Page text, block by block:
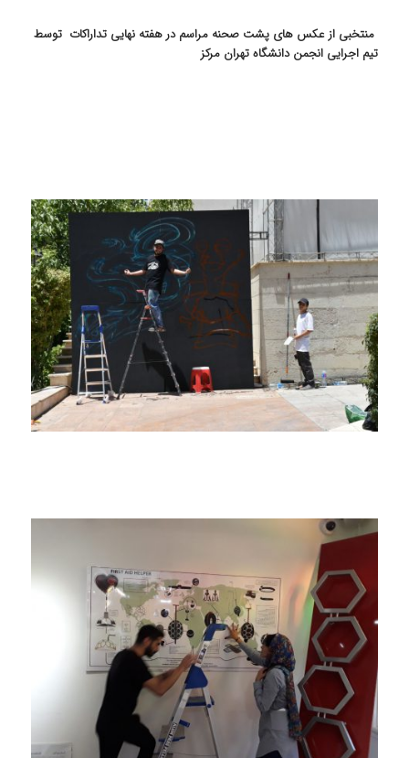
منتخبی از عکس های پشت صحنه مراسم در هفته نهایی تداراکات توسط
تیم اجرایی انجمن دانشگاه تهران مرکز